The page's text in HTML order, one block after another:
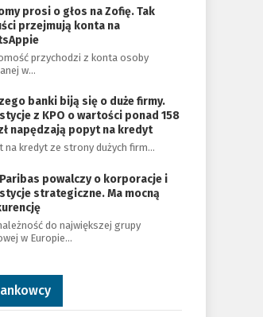
prosi o głos na Zofię. Tak
przejmują konta na
przychodzi z konta osoby
w…
banki biją się o duże firmy.
z KPO o wartości ponad 158
napędzają popyt na kredyt
na kredyt ze strony dużych firm…
Paribas powalczy o korporacje i
strategiczne. Ma mocną
do największej grupy
w Europie…